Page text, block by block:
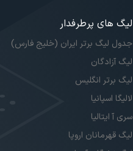
لیگ های پرطرفدار
جدول لیگ برتر ایران (خلیج فارس)
لیگ آزادگان
لیگ برتر انگلیس
لالیگا اسپانیا
سری آ ایتالیا
لیگ قهرمانان اروپا